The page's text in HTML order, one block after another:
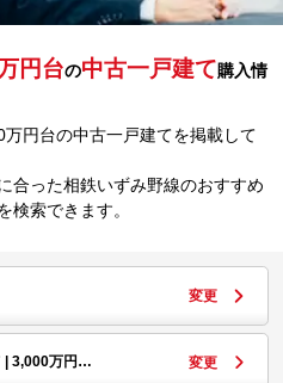
円台の中古一戸建て購入情
円台の中古一戸建てを掲載して
合った相鉄いずみ野線のおすすめ
検索できます。
変更
| 3,000万円… 変更